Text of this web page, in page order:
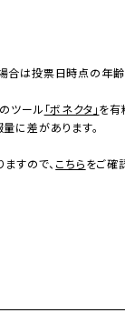
は投票日時点の年
ツール 「ボネクタ」を有
に差があります。
すので、 こちらをご確